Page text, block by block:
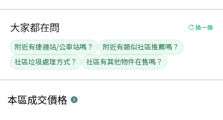
大家都在問 換一換
附近有捷運站/公車站嗎？
附近有類似社區推薦嗎？
社區垃圾處理方式？
社區有其他物件在售嗎？
本區成交價格